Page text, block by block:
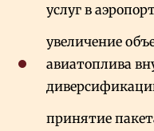
услуг в
увеличение
авиатоплива
принятие